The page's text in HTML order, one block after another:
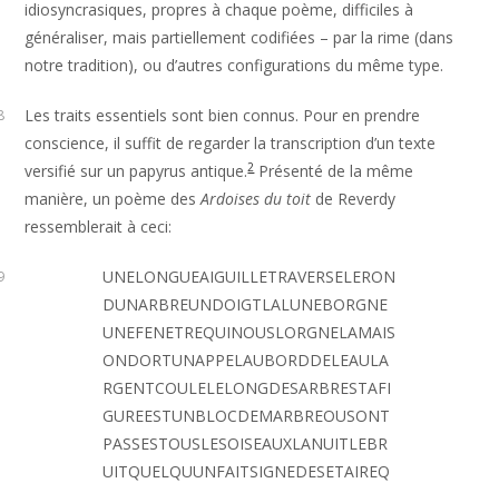
idiosyncrasiques, propres à chaque poème, difficiles à
généraliser, mais partiellement codifiées – par la rime (dans
notre tradition), ou d’autres configurations du même type.
Les traits essentiels sont bien connus. Pour en prendre
conscience, il suffit de regarder la transcription d’un texte
versifié sur un papyrus antique.2Présenté de la même
manière, un poème desArdoises du toit de Reverdy
ressemblerait à ceci:
UNELONGUEAIGUILLETRAVERSELERON
DUNARBREUNDOIGTLALUNEBORGNE
UNEFENETREQUINOUSLORGNELAMAIS
ONDORTUNAPPELAUBORDDELEAULA
RGENTCOULELELONGDESARBRESTAFI
GUREESTUNBLOCDEMARBREOUSONT
PASSESTOUSLESOISEAUXLANUITLEBR
UITQUELQUUNFAITSIGNEDESETAIREQ